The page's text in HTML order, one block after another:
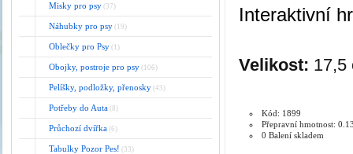
Misky pro psy (37)
Náhubky pro psy (19)
Oblečky pro Psy (1)
Obojky, postroje pro psy (106)
Pelíšky, podložky, přenosky (43)
Potřeby do Auta (8)
Průchozí dvířka (6)
Tabulky Pozor Pes! (33)
Interaktivní
Velikost: 17,5
Kód: 1899
Přepravní hmotnost:
0 Balení skladem